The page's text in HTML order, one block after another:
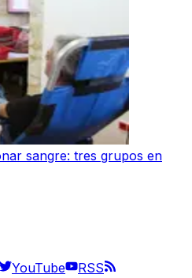
sangre: tres grupos en
YouTube
RSS